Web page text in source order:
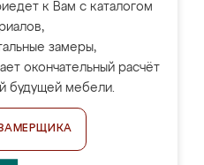
к Вам с каталогом
замеры,
окончательный расчёт
будущей мебели.